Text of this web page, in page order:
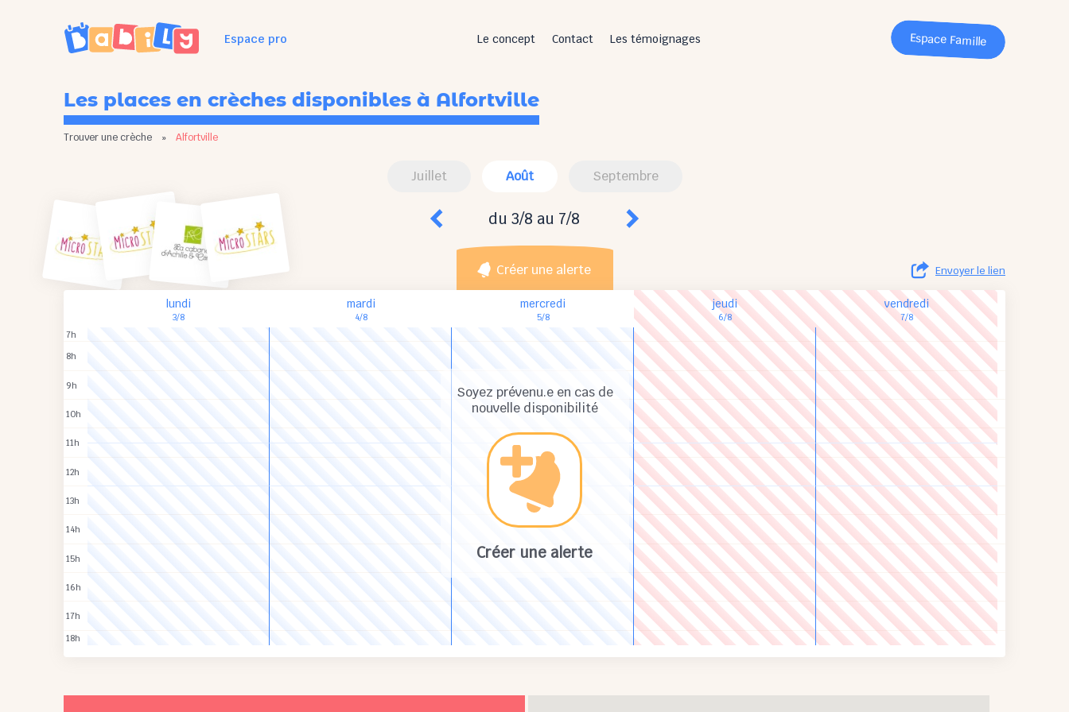
Espace pro Le concept Contact Les témoignages Espace Famille
Les places en crèches disponibles à Alfortville
Trouver une crèche » Alfortville
Juillet Août Septembre
du 3/8 au 7/8
Créer une alerte Envoyer le lien
Soyez prévenu.e en cas de
nouvelle disponibilité
Créer une alerte
lundi
3/8
mardi
4/8
mercredi
5/8
jeudi
6/8
vendredi
7/8
7h
8h
9h
10h
11h
12h
13h
14h
15h
16h
17h
18h